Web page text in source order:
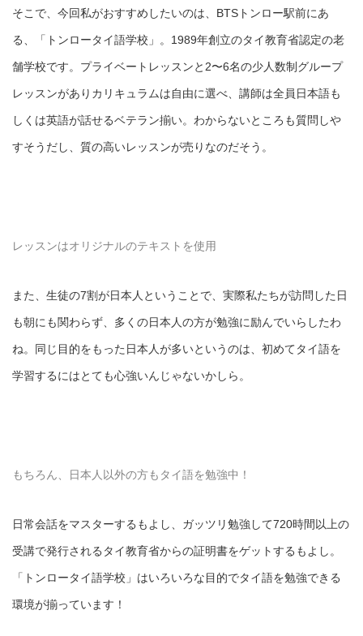
そこで、今回私がおすすめしたいのは、BTSトンロー駅前にあ
る、「トンロータイ語学校」。1989年創立のタイ教育省認定の老
舗学校です。プライベートレッスンと2〜6名の少人数制グループ
レッスンがありカリキュラムは自由に選べ、講師は全員日本語も
しくは英語が話せるベテラン揃い。わからないところも質問しや
すそうだし、質の高いレッスンが売りなのだそう。
レッスンはオリジナルのテキストを使用
また、生徒の7割が日本人ということで、実際私たちが訪問した日
も朝にも関わらず、多くの日本人の方が勉強に励んでいらしたわ
ね。同じ目的をもった日本人が多いというのは、初めてタイ語を
学習するにはとても心強いんじゃないかしら。
もちろん、日本人以外の方もタイ語を勉強中！
日常会話をマスターするもよし、ガッツリ勉強して720時間以上の
受講で発行されるタイ教育省からの証明書をゲットするもよし。
「トンロータイ語学校」はいろいろな目的でタイ語を勉強できる
環境が揃っています！